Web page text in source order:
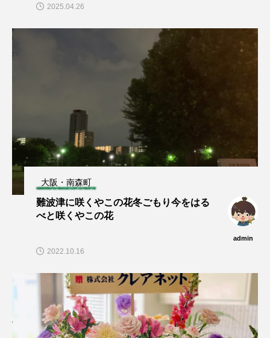
2025.04.26
大阪・南森町
難波津に咲くやこの花冬ごもり今をはる
べと咲くやこの花
admin
2022.10.16